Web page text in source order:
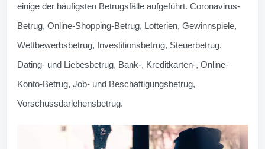
einige der häufigsten Betrugsfälle aufgeführt. Coronavirus-
Betrug, Online-Shopping-Betrug, Lotterien, Gewinnspiele,
Wettbewerbsbetrug, Investitionsbetrug, Steuerbetrug,
Dating- und Liebesbetrug, Bank-, Kreditkarten-, Online-
Konto-Betrug, Job- und Beschäftigungsbetrug,
Vorschussdarlehensbetrug.